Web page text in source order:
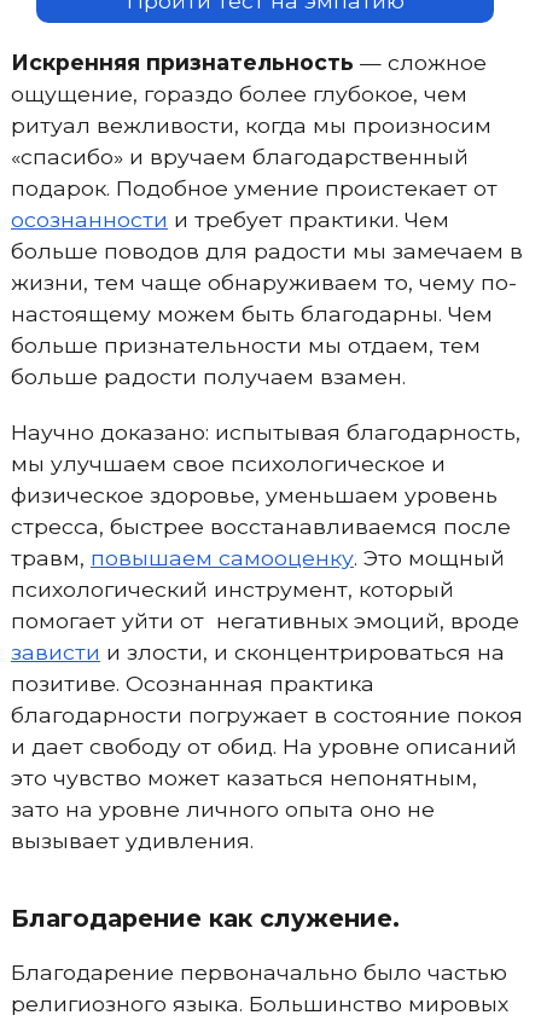
Искренняя признательность — сложное
ощущение, гораздо более глубокое, чем
ритуал вежливости, когда мы произносим
«спасибо» и вручаем благодарственный
подарок. Подобное умение проистекает от
осознанности и требует практики. Чем
больше поводов для радости мы замечаем в
жизни, тем чаще обнаруживаем то, чему по-
настоящему можем быть благодарны. Чем
больше признательности мы отдаем, тем
больше радости получаем взамен.
Научно доказано: испытывая благодарность,
мы улучшаем свое психологическое и
физическое здоровье, уменьшаем уровень
стресса, быстрее восстанавливаемся после
травм, повышаем самооценку. Это мощный
психологический инструмент, который
помогает уйти от негативных эмоций, вроде
зависти и злости, и сконцентрироваться на
позитиве. Осознанная практика
благодарности погружает в состояние покоя
и дает свободу от обид. На уровне описаний
это чувство может казаться непонятным,
зато на уровне личного опыта оно не
вызывает удивления.
Благодарение как служение.
Благодарение первоначально было частью
религиозного языка. Большинство мировых